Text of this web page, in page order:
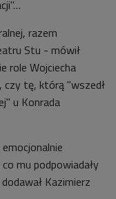
razem
Stu - mówił
role Wojciecha
czy tę, którą "wszedł
u Konrada
mu podpowiadały
Kazimierz